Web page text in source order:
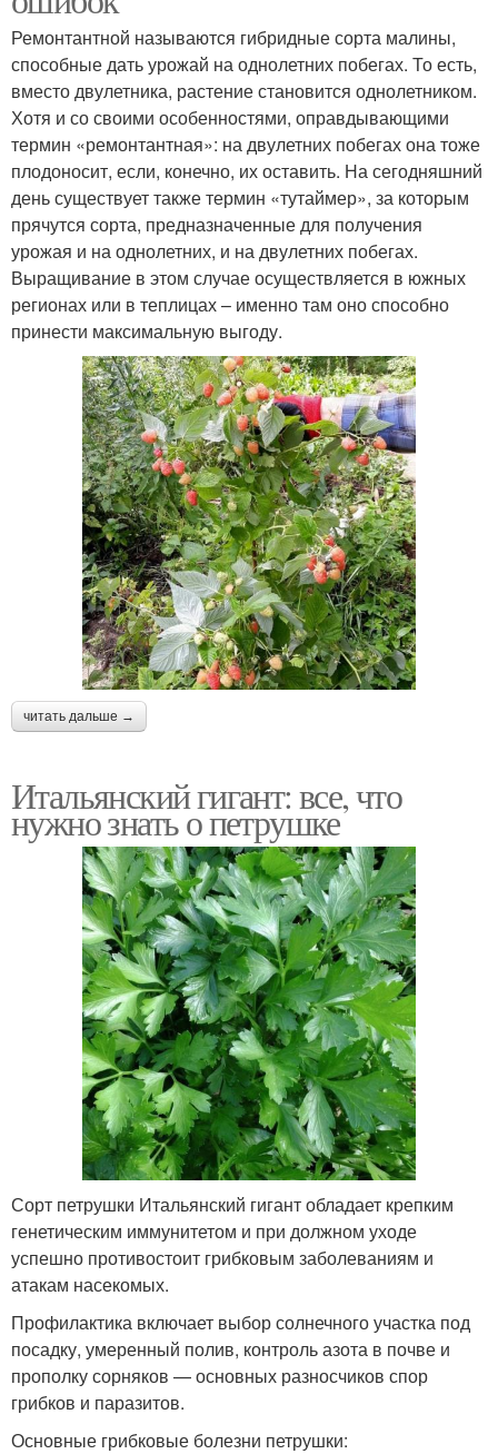
Ремонтантной называются гибридные сорта малины,
способные дать урожай на однолетних побегах. То есть,
вместо двулетника, растение становится однолетником.
Хотя и со своими особенностями, оправдывающими
термин «ремонтантная»: на двулетних побегах она тоже
плодоносит, если, конечно, их оставить. На сегодняшний
день существует также термин «тутаймер», за которым
прячутся сорта, предназначенные для получения
урожая и на однолетних, и на двулетних побегах.
Выращивание в этом случае осуществляется в южных
регионах или в теплицах – именно там оно способно
принести максимальную выгоду.
читать дальше →
Итальянский гигант: все, что
нужно знать о петрушке
Сорт петрушки Итальянский гигант обладает крепким
генетическим иммунитетом и при должном уходе
успешно противостоит грибковым заболеваниям и
атакам насекомых.
Профилактика включает выбор солнечного участка под
посадку, умеренный полив, контроль азота в почве и
прополку сорняков — основных разносчиков спор
грибков и паразитов.
Основные грибковые болезни петрушки: